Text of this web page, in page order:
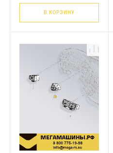
В КОРЗИНУ